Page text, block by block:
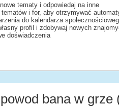
tematy i odpowiedaj na inne
i for, aby otrzymywać
do kalendarza
profil i zdobywaj nowych
doświadczenia
bana w